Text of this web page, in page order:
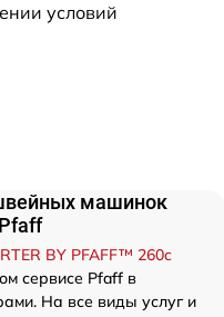
условий
машинок
BY PFAFF™ 260c
сервисе Pfaff в
На все виды услуг и